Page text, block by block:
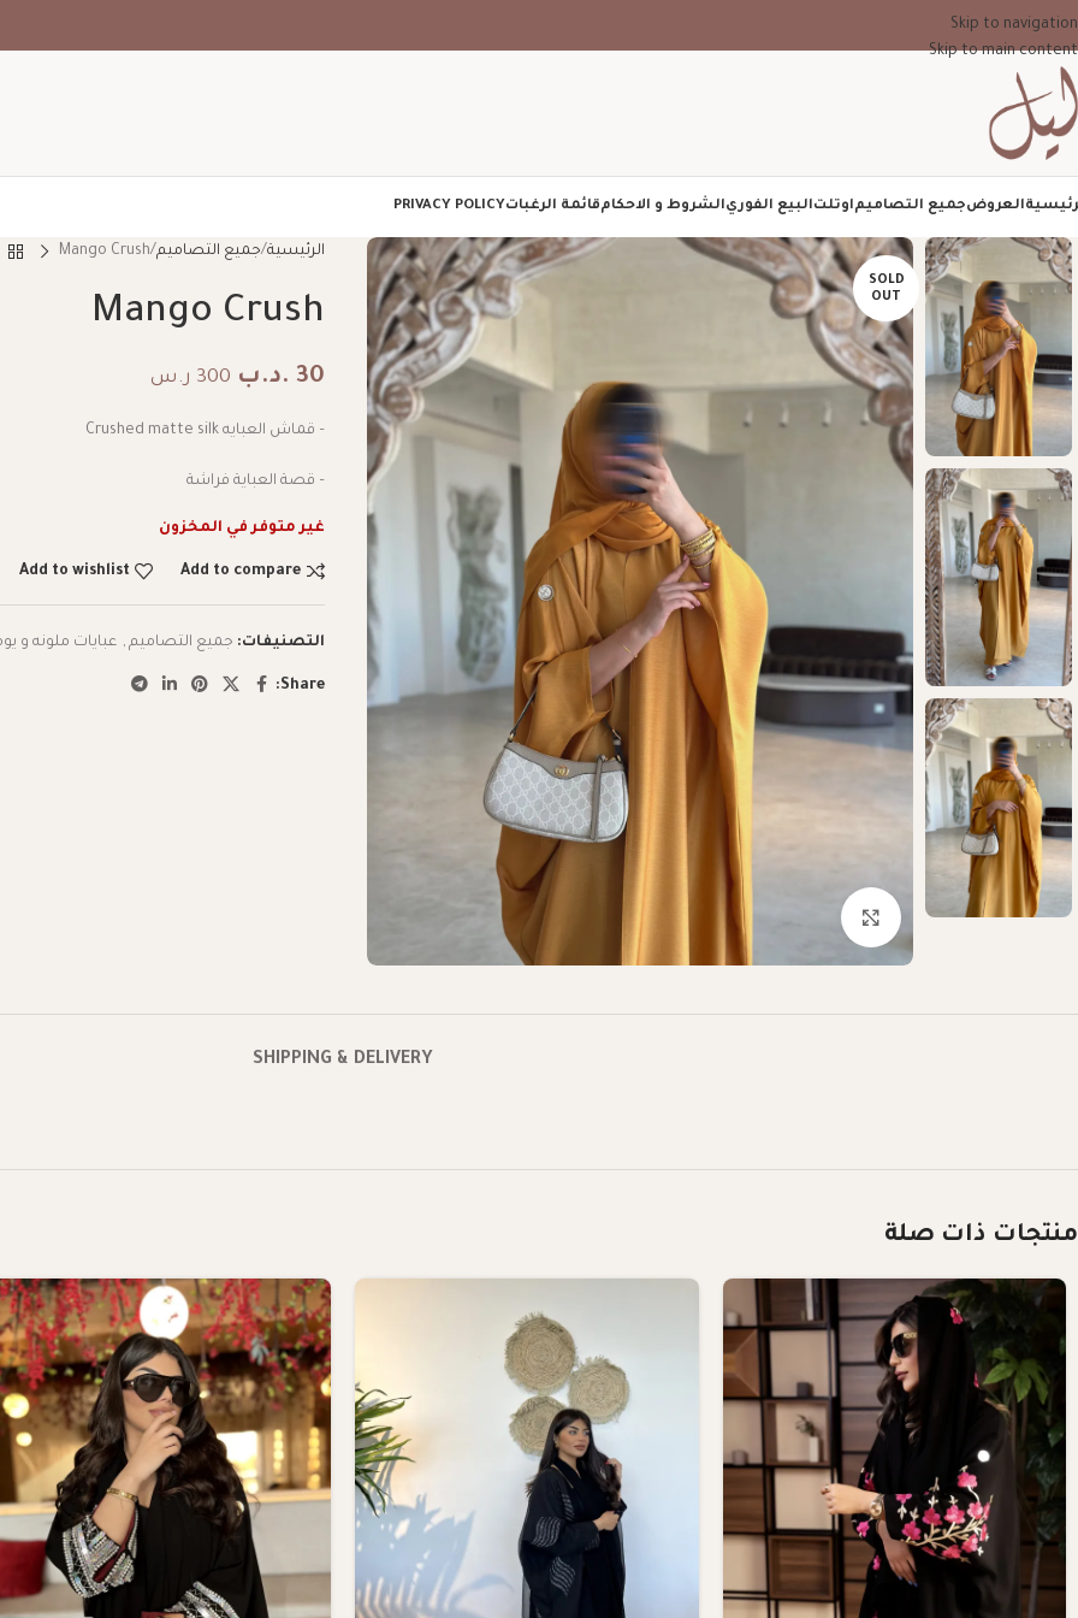
Skip to navigation
Skip to main content
العروضجميع التصاميماوتلتالبيع الفوريالشروط و الاحكامقائمة الرغباتPRIVACY POLICY
SOLD
OUT
الرئيسية جميع التصاميم Mango Crush
Mango Crush
30 .د.ب 300 ر.س
– قماش العبايه Crushed matte silk
– قصة العباية فراشة
غير متوفر في المخزون
Add to compare
Add to wishlist
التصنيفات: جميع التصاميم , عبايات ملونه و
Share:
SHIPPING & DELIVERY
منتجات ذات صلة